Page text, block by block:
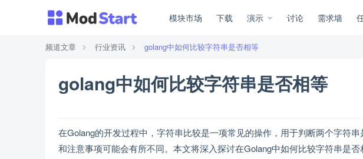
模块市场 下载 演示 讨论 需求墙
频道文章 行业资讯 golang中如何比较字符串是否相等
golang中如何比较字符串是否相等
在Golang的开发过程中，字符串比较是一项常见的操作，用于判断两个字符
和注意事项可能会有所不同。本文将深入探讨在Golang中如何比较字符串是否